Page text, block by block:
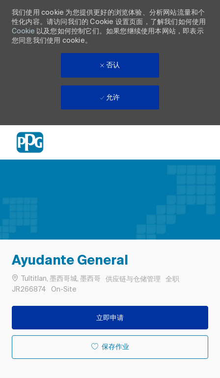
我们使用 cookie 为您提供更好的浏览体验、分析网站流量和个
性化内容。请访问我们的 Cookie 设置页面，了解我们如何使用
Cookie 以及您如何控制它们。如果您继续使用本网站，即表示
您同意我们使用 cookie。
否认
允许
Ayudante General
位置Tultitlan, 墨西哥城, 墨西哥 类别
供应链与仓储管理 工作类型
全职
作业 ID
JR266874 Remote
On-Site
立即申请
保存作业